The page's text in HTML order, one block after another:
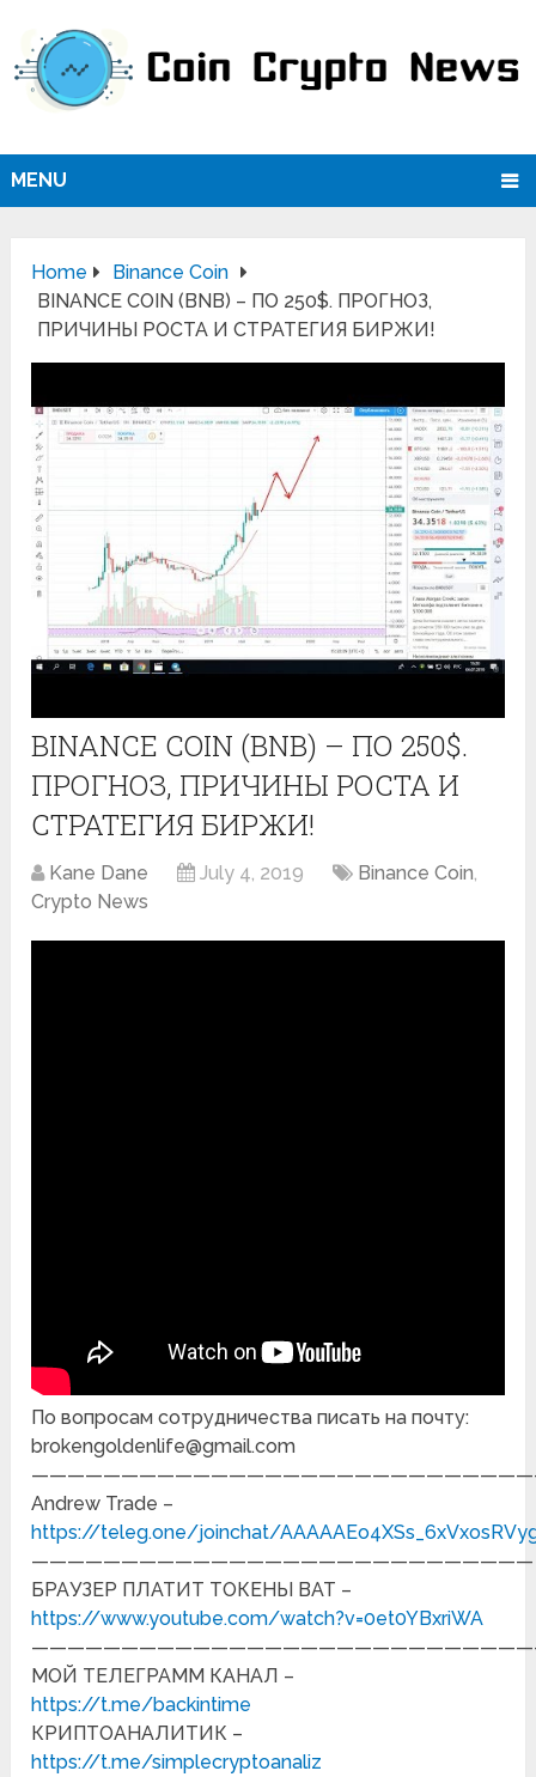
MENU
Home
Binance Coin
BINANCE COIN (BNB) – ПО 250$. ПРОГНОЗ,
ПРИЧИНЫ РОСТА И СТРАТЕГИЯ БИРЖИ!
BINANCE COIN (BNB) – ПО 250$.
ПРОГНОЗ, ПРИЧИНЫ РОСТА И
СТРАТЕГИЯ БИРЖИ!
Kane Dane July 4, 2019 Binance Coin,
Crypto News
По вопросам сотрудничества писать на почту:
brokengoldenlife@gmail.com
Andrew Trade –
https://teleg.one/joinchat/
————————————————————————————
БРАУЗЕР ПЛАТИТ ТОКЕНЫ BAT –
https://www.youtube.com/watch?v=0et0YBxriWA
МОЙ ТЕЛЕГРАММ КАНАЛ –
https://t.me/backintime
КРИПТОАНАЛИТИК –
https://t.me/simplecryptoanaliz